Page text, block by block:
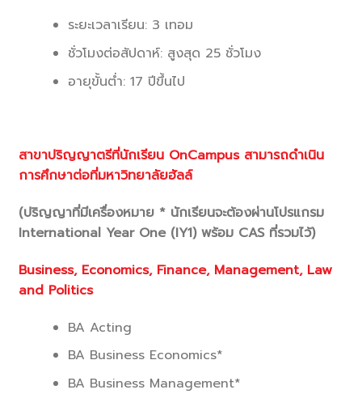
ระยะเวลาเรียน: 3 เทอม
ชั่วโมงต่อสัปดาห์: สูงสุด 25 ชั่วโมง
อายุขั้นต่ำ: 17 ปีขึ้นไป
สาขาปริญญาตรีที่นักเรียน OnCampus สามารถดำเนิน
การศึกษาต่อที่มหาวิทยาลัยฮัลล์
(ปริญญาที่มีเครื่องหมาย * นักเรียนจะต้องผ่านโปรแกรม
International Year One (IY1) พร้อม CAS ที่รวมไว้)
Business, Economics, Finance, Management, Law
and Politics
BA Acting
BA Business Economics*
BA Business Management*